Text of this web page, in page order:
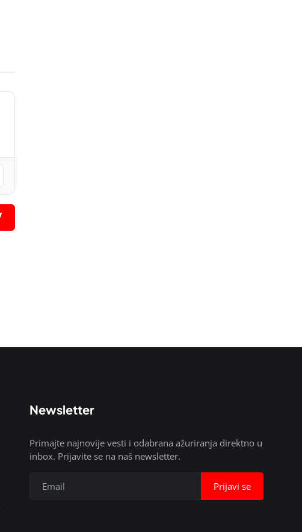
Newsletter
Primajte najnovije vesti i odabrana ažuriranja direktno u
inbox. Prijavite se na naš newsletter.
Prijavi se